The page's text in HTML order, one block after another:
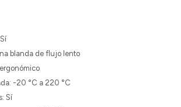
blanda de flujo lento
-20 °C a 220 °C
Sí